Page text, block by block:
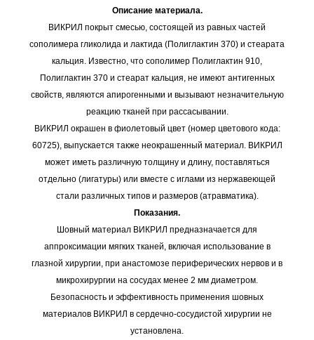
Описание материала.
ВИКРИЛ покрыт смесью, состоящей из равных частей
сополимера гликолида и лактида (Полиглактин 370) и стеарата
кальция. Известно, что сополимер Полиглактин 910,
Полиглактин 370 и стеарат кальция, не имеют антигенных
свойств, являются апирогенными и вызывают незначительную
реакцию тканей при рассасывании.
ВИКРИЛ окрашен в фиолетовый цвет (номер цветового кода:
60725), выпускается также неокрашенный материал. ВИКРИЛ
может иметь различную толщину и длину, поставляться
отдельно (лигатуры) или вместе с иглами из нержавеющей
стали различных типов и размеров (атравматика).
Показания.
Шовный материал ВИКРИЛ предназначается для
аппроксимации мягких тканей, включая использование в
глазной хирургии, при анастомозе периферических нервов и в
микрохирургии на сосудах менее 2 мм диаметром.
Безопасность и эффективность применения шовных
материалов ВИКРИЛ в сердечно-сосудистой хирургии не
установлена.